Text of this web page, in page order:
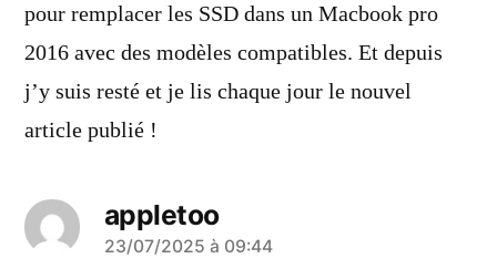
pour remplacer les SSD dans un Macbook pro
2016 avec des modèles compatibles. Et depuis
j’y suis resté et je lis chaque jour le nouvel
article publié !
appletoo
a
23/07/2025 à 09:44